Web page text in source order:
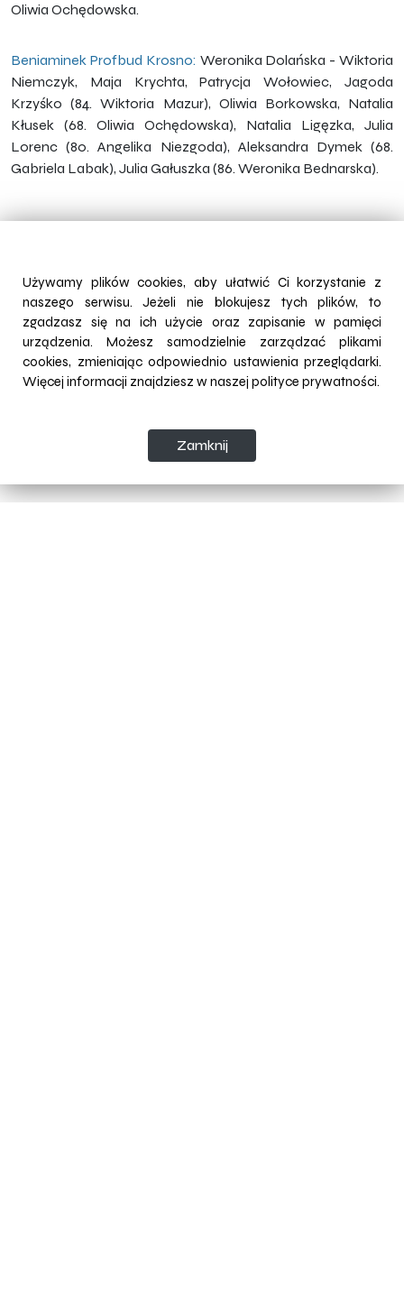
Oliwia Ochędowska.
Beniaminek Profbud Krosno: Weronika Dolańska - Wiktoria
Niemczyk, Maja Krychta, Patrycja Wołowiec, Jagoda
Krzyśko (84. Wiktoria Mazur), Oliwia Borkowska, Natalia
Kłusek (68. Oliwia Ochędowska), Natalia Ligęzka, Julia
Lorenc (80. Angelika Niezgoda), Aleksandra Dymek (68.
Gabriela Labak), Julia Gałuszka (86. Weronika Bednarska).
Używamy plików cookies, aby ułatwić Ci korzystanie z
naszego serwisu. Jeżeli nie blokujesz tych plików, to
zgadzasz się na ich użycie oraz zapisanie w pamięci
urządzenia. Możesz samodzielnie zarządzać plikami
cookies, zmieniając odpowiednio ustawienia przeglądarki.
Więcej informacji znajdziesz w naszej polityce prywatności.
Zamknij